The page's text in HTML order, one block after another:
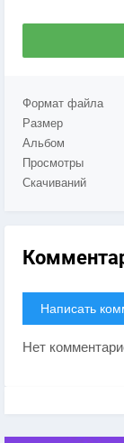
Формат файла
Размер
Альбом
Просмотры
Скачиваний
Написать
Нет